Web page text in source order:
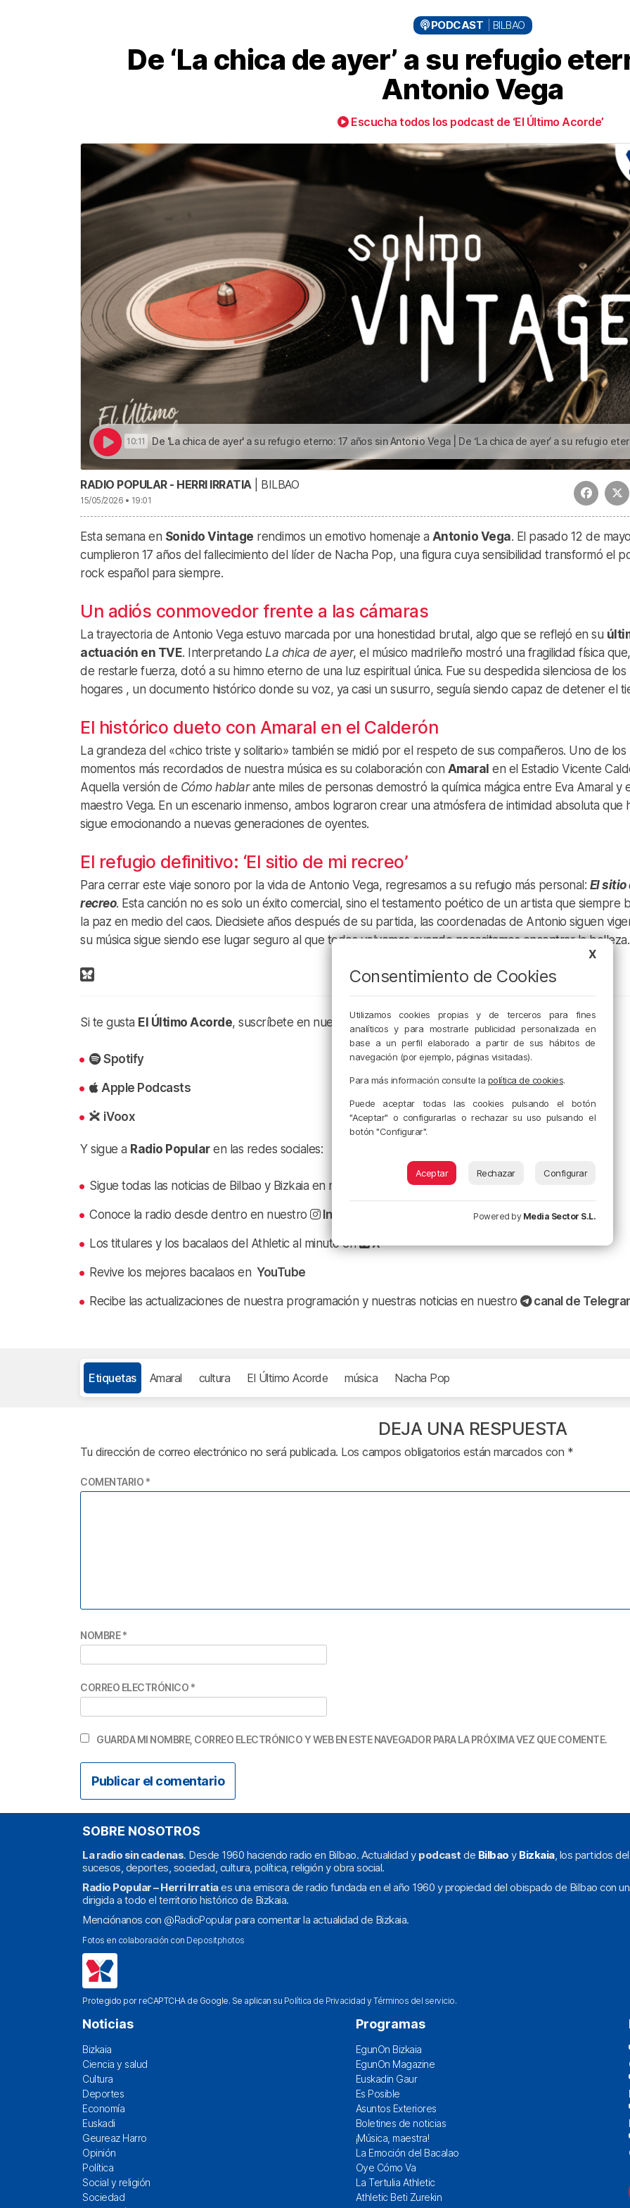
PODCAST BILBAO
De ‘La chica de ayer’ a su refugio
Antonio Vega
Escucha todos los podcast de ‘El Último Acorde’
10:11 De 'La chica de ayer' a su refugio eterno: 17 años sin Antonio Vega | De ‘La chica de ayer’ a su refugio eterno: 17 años sin Antonio
RADIO POPULAR - HERRI IRRATIA| BILBAO
15/05/2026 • 19:01
Esta semana en Sonido Vintage rendimos un emotivo homenaje a Antonio Vega. El pasado 12 de
cumplieron 17 años del fallecimiento del líder de Nacha Pop, una figura cuya sensibilidad transformó el
rock español para siempre.
Un adiós conmovedor frente a las cámaras
La trayectoria de Antonio Vega estuvo marcada por una honestidad brutal, algo que se reflejó en su
actuación en TVE. Interpretando La chica de ayer, el músico madrileño mostró una fragilidad física
de restarle fuerza, dotó a su himno eterno de una luz espiritual única. Fue su despedida silenciosa de los
hogares , un documento histórico donde su voz, ya casi un susurro, seguía siendo capaz de detener el
El histórico dueto con Amaral en el Calderón
La grandeza del «chico triste y solitario» también se midió por el respeto de sus compañeros. Uno de los
momentos más recordados de nuestra música es su colaboración con Amaral en el Estadio Vicente
Aquella versión de Cómo hablarante miles de personas demostró la química mágica entre Eva Amaral y
maestro Vega. En un escenario inmenso, ambos lograron crear una atmósfera de intimidad absoluta que
sigue emocionando a nuevas generaciones de oyentes.
El refugio definitivo: ‘El sitio de mi recreo’
Para cerrar este viaje sonoro por la vida de Antonio Vega, regresamos a su refugio más personal: El sitio
recreo. Esta canción no es solo un éxito comercial, sino el testamento poético de un artista que siempre
la paz en medio del caos. Diecisiete años después de su partida, las coordenadas de Antonio siguen
su música sigue siendo ese lugar seguro al que todos volvemos cuando necesitamos encontrar la belleza.
Si te gusta El Último Acorde, suscríbete en nuestros canales de podcast:
Spotify
Apple Podcasts
iVoox
Y sigue a Radio Popularen las redes sociales:
Sigue todas las noticias de Bilbao y Bizkaia en nuestro Facebook
Conoce la radio desde dentro en nuestro Instagram
Los titulares y los bacalaos del Athletic al minuto en X
Revive los mejores bacalaos en YouTube
Recibe las actualizaciones de nuestra programación y nuestras noticias en nuestro canal de
Etiquetas Amaral cultura El Último Acorde música Nacha Pop
DEJA UNA RESPUESTA
Tu dirección de correo electrónico no será publicada. Los campos obligatorios están marcados con *
COMENTARIO *
NOMBRE*
CORREO ELECTRÓNICO *
GUARDA MI NOMBRE, CORREO ELECTRÓNICO Y WEB EN ESTE NAVEGADOR PARA LA PRÓXIMA VEZ QUE COMENTE.
SOBRE NOSOTROS
La radio sin cadenas. Desde 1960 haciendo radio en Bilbao. Actualidad y podcast de Bilbao y Bizkaia, los partidos
sucesos, deportes, sociedad, cultura, política, religión y obra social.
Radio Popular – Herri Irratiaes una emisora de radio fundada en el año 1960 y propiedad del obispado de Bilbao con
dirigida a todo el territorio histórico de Bizkaia.
Menciónanos con @RadioPopularpara comentar la actualidad de Bizkaia.
Fotos en colaboración con Depositphotos
Protegido por reCAPTCHA de Google. Se aplican su Política de Privacidad yTérminos del servicio.
Noticias
Bizkaia
Ciencia y salud
Cultura
Deportes
Economía
Euskadi
Geureaz Harro
Opinión
Política
Social y religión
Sociedad
Programas
EgunOn Bizkaia
EgunOn Magazine
Euskadin Gaur
Es Posible
Asuntos Exteriores
Boletines de noticias
¡Música, maestra!
La Emoción del Bacalao
Oye Cómo Va
La Tertulia Athletic
Athletic Beti Zurekin
X
Consentimiento de Cookies
Utilizamos cookies propias y de terceros para fines
analíticos y para mostrarle publicidad personalizada en
base a un perfil elaborado a partir de sus hábitos de
navegación (por ejemplo, páginas visitadas).
Para más información consulte la política de cookies.
Puede aceptar todas las cookies pulsando el botón
"Aceptar" o configurarlas o rechazar su uso pulsando el
botón "Configurar".
Aceptar Rechazar Configurar
Powered by Media Sector S.L.